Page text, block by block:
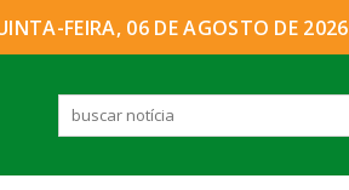
FEIRA, 06 DE AGOSTO DE 2026